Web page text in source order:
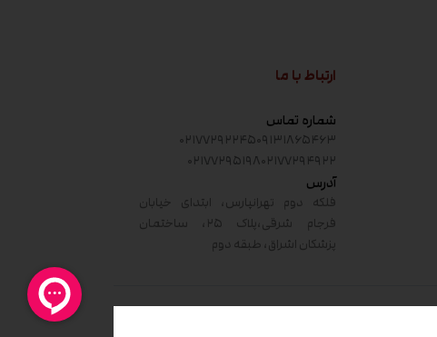
ارتباط با ما
شماره تماس
۰۹۱۳۱۸۶۵۴۶۳۰۲۱۷۷۲۹۲۲۴۵
۰۲۱۷۷۲۹۴۹۲۲۰۲۱۷۷۲۹۵۱۹۸
آدرس
فلکه دوم تهرانپارس، ابتدای خیابان
فرجام شرقی،پلاک ۲۵، ساختمان
پزشکان اشراق، طبقه دوم